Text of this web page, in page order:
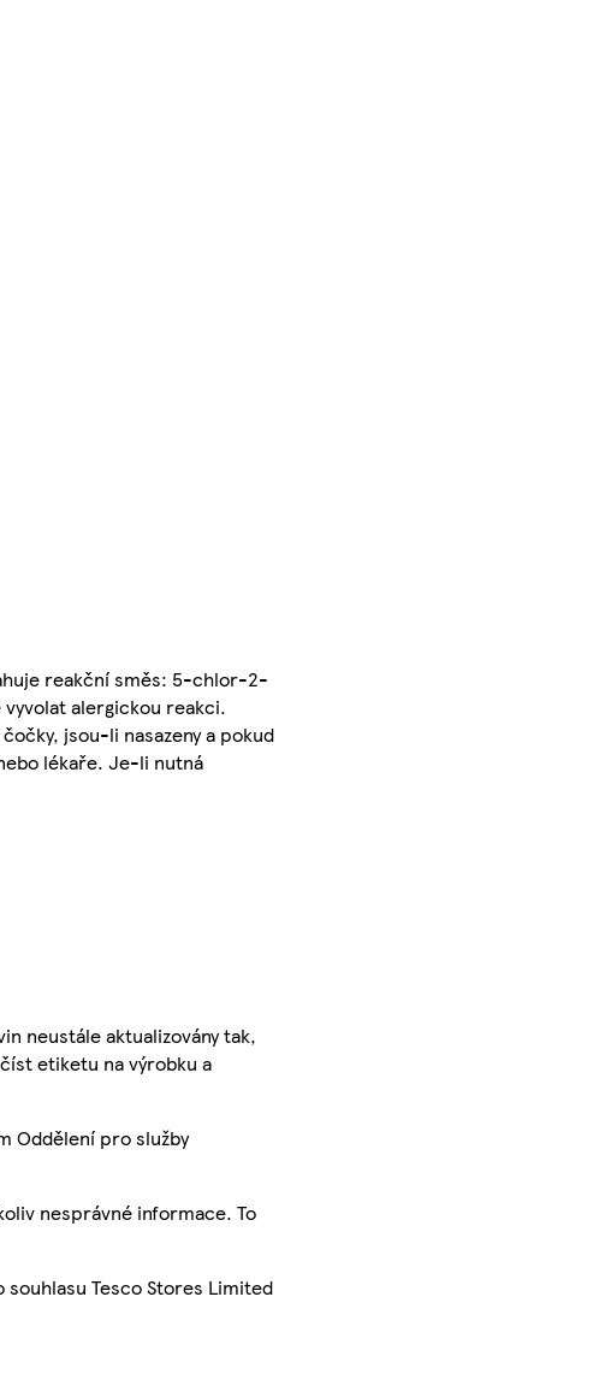
reakční směs: 5-chlor-2-
alergickou reakci.
jsou-li nasazeny a pokud
nebo lékaře. Je-li nutná
neustále aktualizovány tak,
etiketu na výrobku a
Oddělení pro služby
nesprávné informace. To
Tesco Stores Limited